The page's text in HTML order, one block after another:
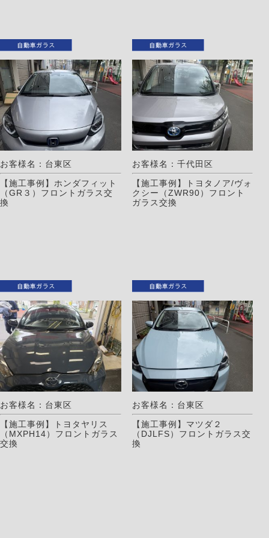
お客様名：台東区
【施工事例】ホンダフィット
（GR３）フロントガラス交
換
お客様名：千代田区
【施工事例】トヨタノア/ヴォ
クシー（ZWR90）フロント
ガラス交換
お客様名：台東区
【施工事例】トヨタヤリス
（MXPH14）フロントガラス
交換
お客様名：台東区
【施工事例】マツダ２
（DJLFS）フロントガラス交
換